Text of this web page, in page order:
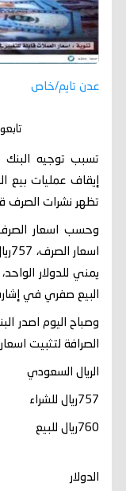
عدن تايم/خاص
تسبب توجيه البنك
إيقاف عمليات بيع
تظهر نشرات الصرف
يمني للدولار
البيع صفري في
وصباح اليوم اصدر
الصرافة لتثبيت
الريال السعودي
757ريال للشراء
760ريال للبيع
الدولار